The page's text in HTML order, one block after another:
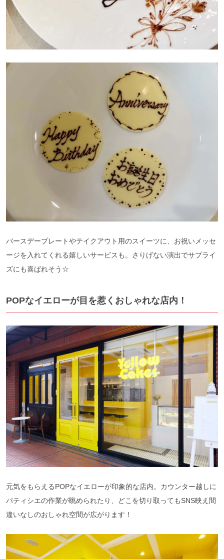
バースデープレートやテイクアウト用のスイーツに、お祝いメッセ
ージを入れてくれる嬉しいサービスも。さりげない演出でサプライ
ズにも喜ばれそう☆
POPなイエローが目を惹くおしゃれな店内！
元気をもらえるPOPなイエローが印象的な店内。カウンター越しに
パティシエの作業が眺められたり、どこを切り取ってもSNS映え間
違いなしのおしゃれ空間が広がります！